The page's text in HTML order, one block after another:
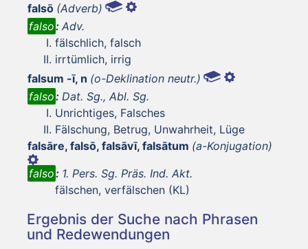
falsō (Adverb)
falso: Adv.
fälschlich, falsch
irrtümlich, irrig
falsum -ī, n (o-Deklination neutr.)
falso: Dat. Sg., Abl. Sg.
Unrichtiges, Falsches
Fälschung, Betrug, Unwahrheit, Lüge
falsāre, falsō, falsāvī, falsātum (a-Konjugation)
falso: 1. Pers. Sg. Präs. Ind. Akt.
fälschen, verfälschen (KL)
Ergebnis der Suche nach Phrasen
und Redewendungen